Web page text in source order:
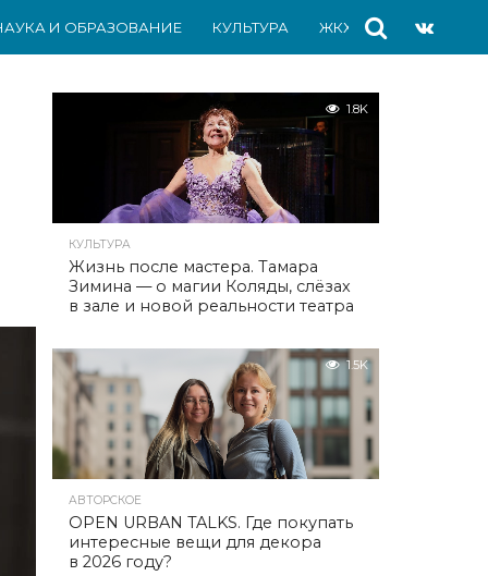
И ОБРАЗОВАНИЕ КУЛЬТУРА ЖКХ СПОРТ
1.8K
КУЛЬТУРА
Жизнь после мастера. Тамара
Зимина — о магии Коляды, слёзах
в зале и новой реальности театра
1.5K
АВТОРСКОЕ
OPEN URBAN TALKS. Где покупать
интересные вещи для декора
в 2026 году?